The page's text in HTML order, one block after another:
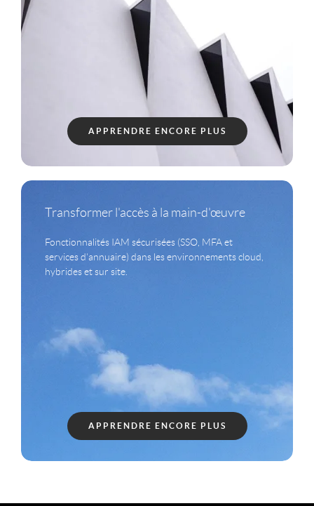
APPRENDRE ENCORE PLUS
Transformer l'accès à la main-d'œuvre
Fonctionnalités IAM sécurisées (SSO, MFA et
services d'annuaire) dans les environnements cloud,
hybrides et sur site.
APPRENDRE ENCORE PLUS